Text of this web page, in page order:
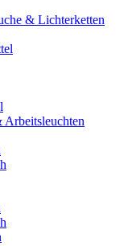
& Lichterketten